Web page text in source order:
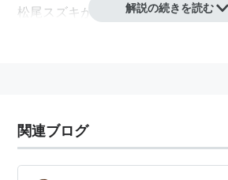
松尾スズキが「紙」と名付けた。
ジャパンネット銀行CM出演
TV「私を旅館に連れてって」出演
解説の続きを読む
関連ブログ